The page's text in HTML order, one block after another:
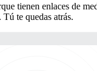
tienen enlaces de
te quedas atrás.